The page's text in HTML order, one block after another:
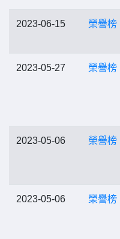
2023-06-15 榮譽榜
2023-05-27 榮譽榜
2023-05-06 榮譽榜
2023-05-06 榮譽榜